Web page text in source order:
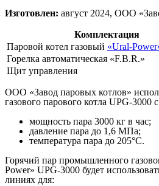
Изготовлен: август 2024, ООО
Комплектация
Паровой котел газовый «Ural-
Горелка автоматическая «F.B.R.»
Щит управления
ООО «Завод паровых котлов»
газового парового котла UPG-3000
мощность пара 3000 кг в час;
давление пара до 1,6 МПа;
температура пара до 205°С.
Горячий пар промышленного
Power» UPG-3000 будет
линиях для: